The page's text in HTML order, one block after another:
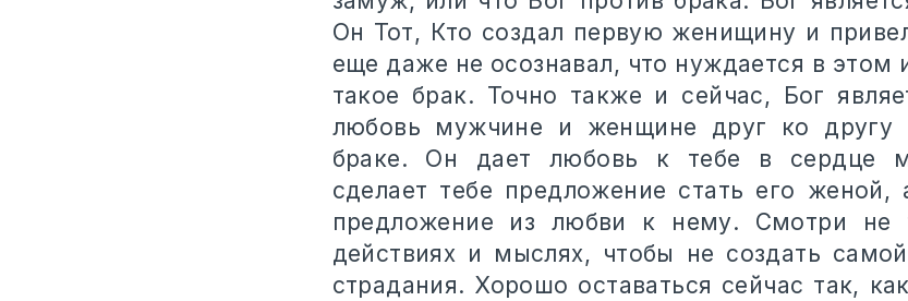
Он Тот, Кто создал первую женищину и
еще даже не осознавал, что нуждается в этом
такое брак. Точно также и сейчас, Бог
любовь мужчине и женщине друг ко другу
браке. Он дает любовь к тебе в сердце
сделает тебе предложение стать его
предложение из любви к нему. Смотри не
действиях и мыслях, чтобы не создать
страдания. Хорошо оставаться сейчас так,